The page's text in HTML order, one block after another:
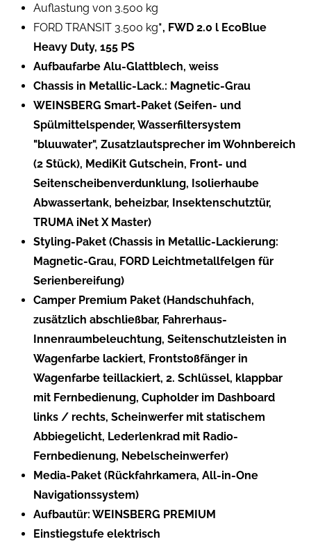
Auflastung von 3.500 kg
FORD TRANSIT 3.500 kg*, FWD 2.0 l EcoBlue
Heavy Duty, 155 PS
Aufbaufarbe Alu-Glattblech, weiss
Chassis in Metallic-Lack.: Magnetic-Grau
WEINSBERG Smart-Paket (Seifen- und
Spülmittelspender, Wasserfiltersystem
"bluuwater", Zusatzlautsprecher im Wohnbereich
(2 Stück), MediKit Gutschein, Front- und
Seitenscheibenverdunklung, Isolierhaube
Abwassertank, beheizbar, Insektenschutztür,
TRUMA iNet X Master)
Styling-Paket (Chassis in Metallic-Lackierung:
Magnetic-Grau, FORD Leichtmetallfelgen für
Serienbereifung)
Camper Premium Paket (Handschuhfach,
zusätzlich abschließbar, Fahrerhaus-
Innenraumbeleuchtung, Seitenschutzleisten in
Wagenfarbe lackiert, Frontstoßfänger in
Wagenfarbe teillackiert, 2. Schlüssel, klappbar
mit Fernbedienung, Cupholder im Dashboard
links / rechts, Scheinwerfer mit statischem
Abbiegelicht, Lederlenkrad mit Radio-
Fernbedienung, Nebelscheinwerfer)
Media-Paket (Rückfahrkamera, All-in-One
Navigationssystem)
Aufbautür: WEINSBERG PREMIUM
Einstiegstufe elektrisch